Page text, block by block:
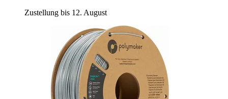
Zustellung bis 12. August